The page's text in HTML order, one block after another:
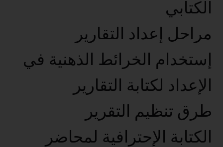
الكتابي
مراحل إعداد التقارير
إستخدام الخرائط الذهنية في
الإعداد لكتابة التقارير
طرق تنظيم التقرير
الكتابة الإحترافية لمحاضر